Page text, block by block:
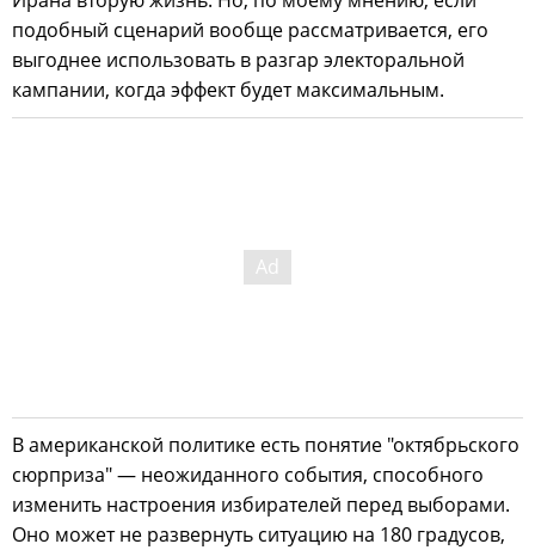
подобный сценарий вообще рассматривается, его
выгоднее использовать в разгар электоральной
кампании, когда эффект будет максимальным.
В американской политике есть понятие "октябрьского
сюрприза" — неожиданного события, способного
изменить настроения избирателей перед выборами.
Оно может не развернуть ситуацию на 180 градусов,